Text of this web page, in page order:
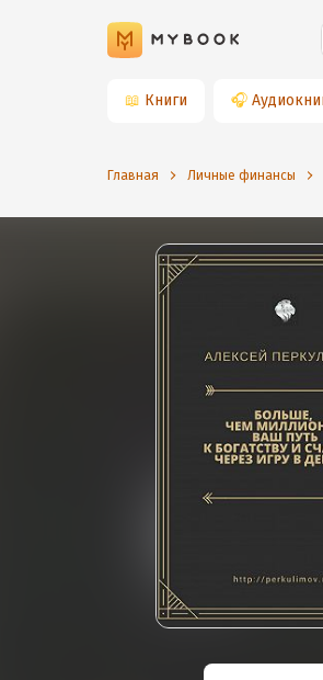
📖 Книги 🎧
Главная Личные финансы